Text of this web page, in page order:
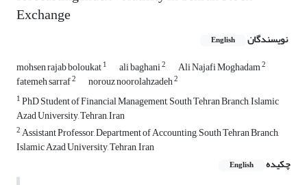
Exchange
نویسندگان English
mohsen rajab boloukat1 ali baghani2 Ali Najafi Moghadam2
fatemeh sarraf2 norouz noorolahzadeh2
1PhD Student of Financial Management, South Tehran Branch, Islamic
Azad University, Tehran, Iran
2Assistant Professor, Department of Accounting, South Tehran Branch,
Islamic Azad University, Tehran, Iran
چکیده
English